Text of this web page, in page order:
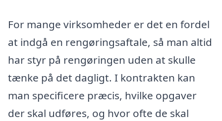
For mange virksomheder er det en fordel
at indgå en rengøringsaftale, så man altid
har styr på rengøringen uden at skulle
tænke på det dagligt. I kontrakten kan
man specificere præcis, hvilke opgaver
der skal udføres, og hvor ofte de skal